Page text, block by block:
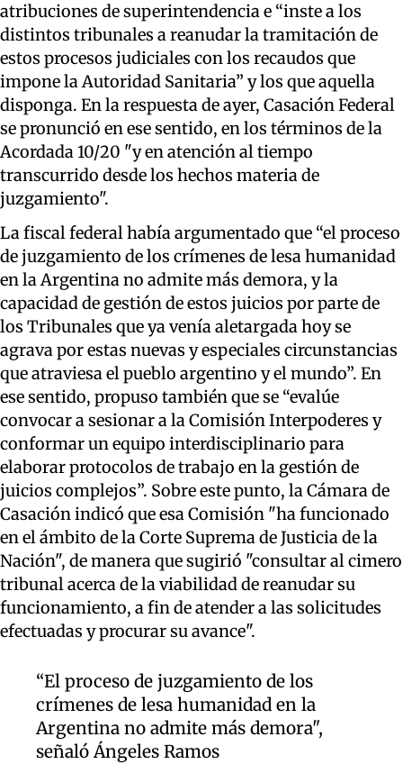
atribuciones de superintendencia e “inste a los
distintos tribunales a reanudar la tramitación de
estos procesos judiciales con los recaudos que
impone la Autoridad Sanitaria” y los que aquella
disponga. En la respuesta de ayer, Casación Federal
se pronunció en ese sentido, en los términos de la
Acordada 10/20 "y en atención al tiempo
transcurrido desde los hechos materia de
juzgamiento".
La fiscal federal había argumentado que “el proceso
de juzgamiento de los crímenes de lesa humanidad
en la Argentina no admite más demora, y la
capacidad de gestión de estos juicios por parte de
los Tribunales que ya venía aletargada hoy se
agrava por estas nuevas y especiales circunstancias
que atraviesa el pueblo argentino y el mundo”. En
ese sentido, propuso también que se “evalúe
convocar a sesionar a la Comisión Interpoderes y
conformar un equipo interdisciplinario para
elaborar protocolos de trabajo en la gestión de
juicios complejos”. Sobre este punto, la Cámara de
Casación indicó que esa Comisión "ha funcionado
en el ámbito de la Corte Suprema de Justicia de la
Nación", de manera que sugirió "consultar al cimero
tribunal acerca de la viabilidad de reanudar su
funcionamiento, a fin de atender a las solicitudes
efectuadas y procurar su avance".
“El proceso de juzgamiento de los
crímenes de lesa humanidad en la
Argentina no admite más demora",
señaló Ángeles Ramos